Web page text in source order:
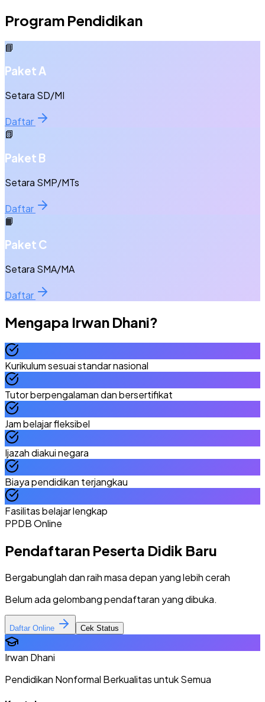
Program Pendidikan
📘
Paket A
Setara SD/MI
Daftar
📗
Paket B
Setara SMP/MTs
Daftar
📙
Paket C
Setara SMA/MA
Daftar
Mengapa Irwan Dhani?
Kurikulum sesuai standar nasional
Tutor berpengalaman dan bersertifikat
Jam belajar fleksibel
Ijazah diakui negara
Biaya pendidikan terjangkau
Fasilitas belajar lengkap
PPDB Online
Pendaftaran Peserta Didik Baru
Bergabunglah dan raih masa depan yang lebih cerah
Belum ada gelombang pendaftaran yang dibuka.
Daftar Online Cek Status
Irwan Dhani
Pendidikan Nonformal Berkualitas untuk Semua